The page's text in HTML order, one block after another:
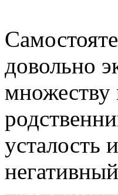
довольно
усталость